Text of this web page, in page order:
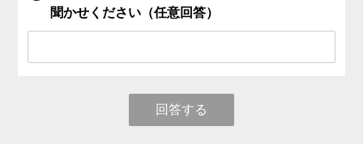
聞かせください（任意回答）
回答する